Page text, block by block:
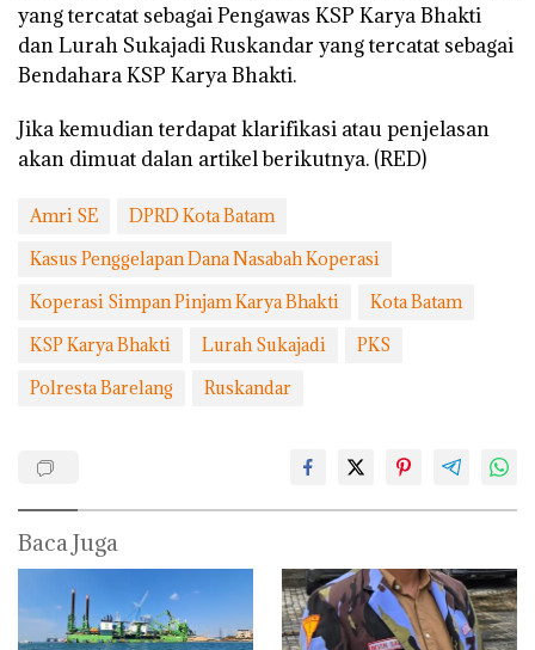
yang tercatat sebagai Pengawas KSP Karya Bhakti
dan Lurah Sukajadi Ruskandar yang tercatat sebagai
Bendahara KSP Karya Bhakti.
Jika kemudian terdapat klarifikasi atau penjelasan
akan dimuat dalan artikel berikutnya. (RED)
Amri SE
DPRD Kota Batam
Kasus Penggelapan Dana Nasabah Koperasi
Koperasi Simpan Pinjam Karya Bhakti
Kota Batam
KSP Karya Bhakti
Lurah Sukajadi
PKS
Polresta Barelang
Ruskandar
Baca Juga